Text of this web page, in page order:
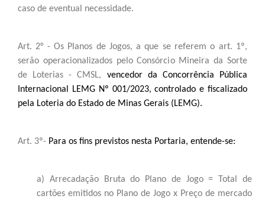
caso de eventual necessidade.
Art. 2° - Os Planos de Jogos, a que se referem o art. 1º,
serão operacionalizados pelo Consórcio Mineira da Sorte
de Loterias - CMSL, vencedor da Concorrência Pública
Internacional LEMG Nº 001/2023, controlado e fiscalizado
pela Loteria do Estado de Minas Gerais (LEMG).
Art. 3º- Para os fins previstos nesta Portaria, entende-se:
a) Arrecadação Bruta do Plano de Jogo = Total de
cartões emitidos no Plano de Jogo x Preço de mercado